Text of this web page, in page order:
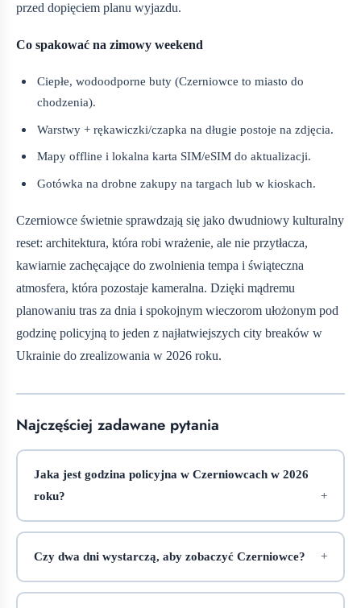
przed dopięciem planu wyjazdu.
Co spakować na zimowy weekend
Ciepłe, wodoodporne buty (Czerniowce to miasto do
chodzenia).
Warstwy + rękawiczki/czapka na długie postoje na zdjęcia.
Mapy offline i lokalna karta SIM/eSIM do aktualizacji.
Gotówka na drobne zakupy na targach lub w kioskach.
Czerniowce świetnie sprawdzają się jako dwudniowy kulturalny
reset: architektura, która robi wrażenie, ale nie przytłacza,
kawiarnie zachęcające do zwolnienia tempa i świąteczna
atmosfera, która pozostaje kameralna. Dzięki mądremu
planowaniu tras za dnia i spokojnym wieczorom ułożonym pod
godzinę policyjną to jeden z najłatwiejszych city breaków w
Ukrainie do zrealizowania w 2026 roku.
Najczęściej zadawane pytania
Jaka jest godzina policyjna w Czerniowcach w 2026
roku?
Czy dwa dni wystarczą, aby zobaczyć Czerniowce?